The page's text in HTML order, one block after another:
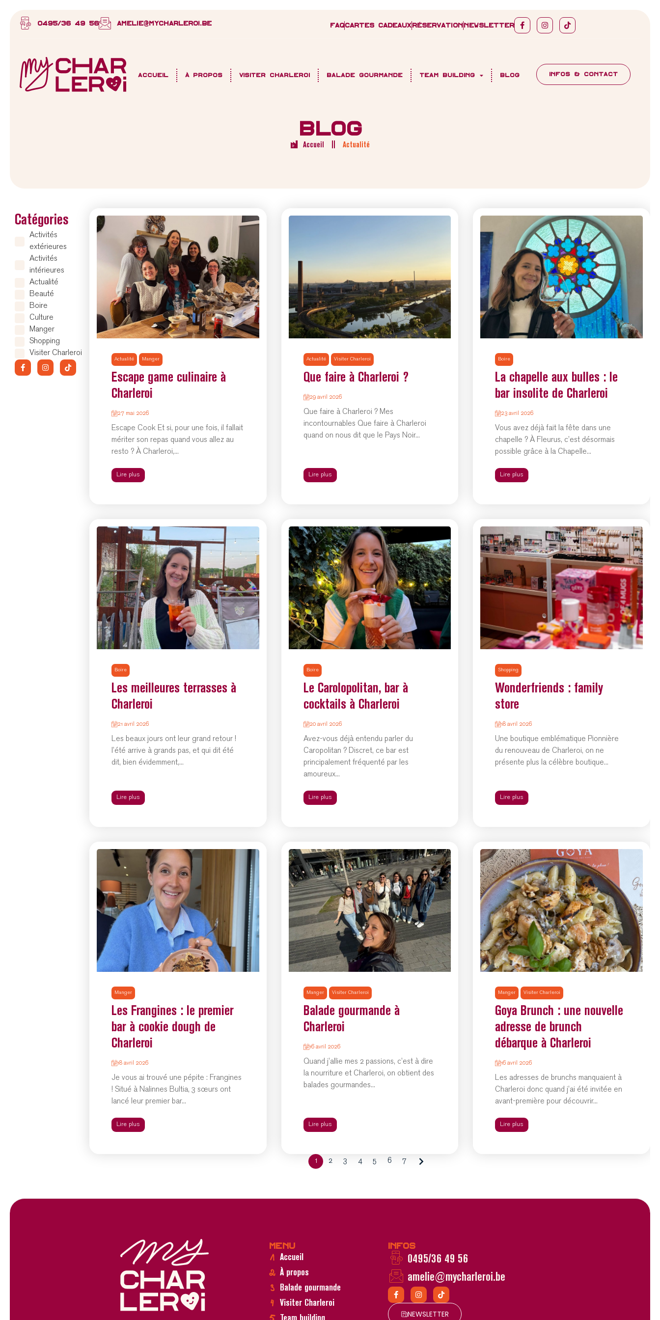
0495/36 49 56 amelie@mycharleroi.be FAQ Cartes cadeaux Réservation Newsletter
Accueil À propos Visiter Charleroi Balade gourmande Team building Blog INFOS & CONTACT
BLOG
Accueil Actualité
Catégories
Activités
extérieures
Activités
intérieures
Actualité
Beauté
Boire
Culture
Manger
Shopping
Visiter Charleroi
Actualité Manger
Escape game culinaire à
Charleroi
27 mai 2026
Escape Cook Et si, pour une fois, il fallait
mériter son repas quand vous allez au
resto ? À Charleroi,...
Lire plus
Actualité Visiter Charleroi
Que faire à Charleroi ?
29 avril 2026
Que faire à Charleroi ? Mes
incontournables Que faire à Charleroi
quand on nous dit que le Pays Noir...
Lire plus
Boire
La chapelle aux bulles : le
bar insolite de Charleroi
23 avril 2026
Vous avez déjà fait la fête dans une
chapelle ? À Fleurus, c’est désormais
possible grâce à la Chapelle...
Lire plus
Boire
Les meilleures terrasses à
Charleroi
21 avril 2026
Les beaux jours ont leur grand retour !
l’été arrive à grands pas, et qui dit été
dit, bien évidemment,...
Lire plus
Boire
Le Carolopolitan, bar à
cocktails à Charleroi
20 avril 2026
Avez-vous déjà entendu parler du
Caropolitan ? Discret, ce bar est
principalement fréquenté par les
amoureux...
Lire plus
Shopping
Wonderfriends : family
store
18 avril 2026
Une boutique emblématique Pionnière
du renouveau de Charleroi, on ne
présente plus la célèbre boutique...
Lire plus
Manger
Les Frangines : le premier
bar à cookie dough de
Charleroi
18 avril 2026
Je vous ai trouvé une pépite : Frangines
! Situé à Nalinnes Bultia, 3 sœurs ont
lancé leur premier bar...
Lire plus
Manger Visiter Charleroi
Balade gourmande à
Charleroi
16 avril 2026
Quand j’allie mes 2 passions, c’est à dire
la nourriture et Charleroi, on obtient des
balades gourmandes...
Lire plus
Manger Visiter Charleroi
Goya Brunch : une nouvelle
adresse de brunch
débarque à Charleroi
16 avril 2026
Les adresses de brunchs manquaient à
Charleroi donc quand j’ai été invitée en
avant-première pour découvrir...
Lire plus
1 2 3 4 5 6 7
Menu
Accueil
À propos
Balade gourmande
Visiter Charleroi
Infos
0495/36 49 56
amelie@mycharleroi.be
NEWSLETTER